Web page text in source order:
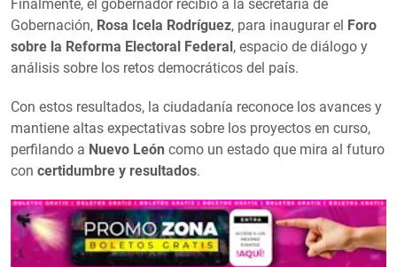
Finalmente, el gobernador recibió a la secretaria de
Gobernación, Rosa Icela Rodríguez, para inaugurar el Foro
sobre la Reforma Electoral Federal, espacio de diálogo y
análisis sobre los retos democráticos del país.
Con estos resultados, la ciudadanía reconoce los avances y
mantiene altas expectativas sobre los proyectos en curso,
perfilando a Nuevo León como un estado que mira al futuro
con certidumbre y resultados.